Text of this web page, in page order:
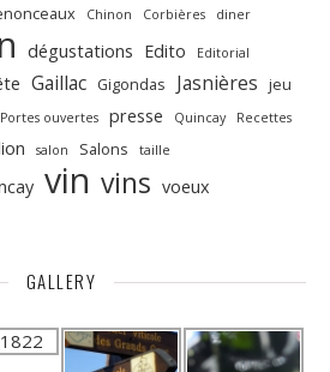
Chinon Corbières diner
dégustations Edito
Editorial
Gaillac Gigondas Jasnières jeu
Portes ouvertes presse Quincay Recettes
salon Salons taille
vin vins voeux
GALLERY